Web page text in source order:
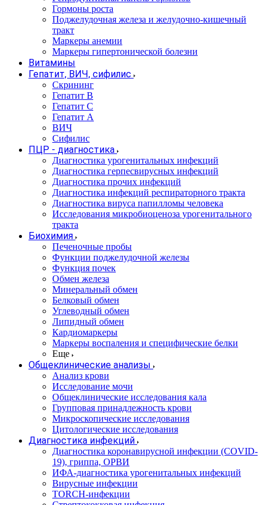
Гормоны роста
Поджелудочная железа и желудочно-кишечный
тракт
Маркеры анемии
Маркеры гипертонической болезни
Витамины
Гепатит, ВИЧ, сифилис
Скрининг
Гепатит В
Гепатит С
Гепатит А
ВИЧ
Сифилис
ПЦР - диагностика
Диагностика урогенитальных инфекций
Диагностика герпесвирусных инфекций
Диагностика прочих инфекций
Диагностика инфекций респираторного тракта
Диагностика вируса папилломы человека
Исследования микробиоценоза урогенитального
тракта
Биохимия
Печеночные пробы
Функции поджелудочной железы
Функция почек
Обмен железа
Минеральный обмен
Белковый обмен
Углеводный обмен
Липидный обмен
Кардиомаркеры
Маркеры воспаления и специфические белки
Еще
Общеклинические анализы
Анализ крови
Исследование мочи
Общеклинические исследования кала
Групповая принадлежность крови
Микроскопические исследования
Цитологические исследования
Диагностика инфекций
Диагностика коронавирусной инфекции (COVID-
19), гриппа, ОРВИ
ИФА-диагностика урогенитальных инфекций
Вирусные инфекции
TORCH-инфекции